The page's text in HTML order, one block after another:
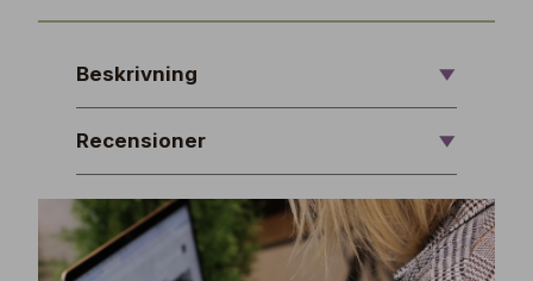
Beskrivning
Recensioner